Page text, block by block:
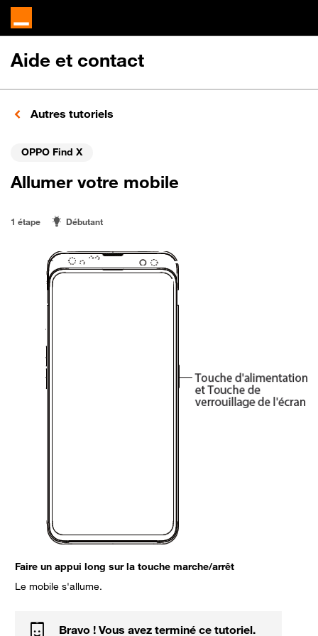
Aide et contact
Autres tutoriels
OPPO Find X
Allumer votre mobile
1 étape Débutant
Faire un appui long sur la touche marche/arrêt
Le mobile s'allume.
Bravo ! Vous avez terminé ce tutoriel.